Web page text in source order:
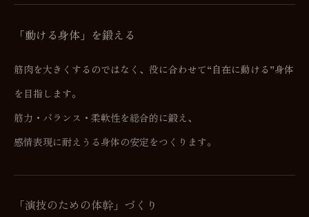
「動ける身体」を鍛える
筋肉を大きくするのではなく、役に合わせて“自在に動ける”身体
を目指します。
筋力・バランス・柔軟性を総合的に鍛え、
感情表現に耐えうる身体の安定をつくります。
「演技のための体幹」づくり